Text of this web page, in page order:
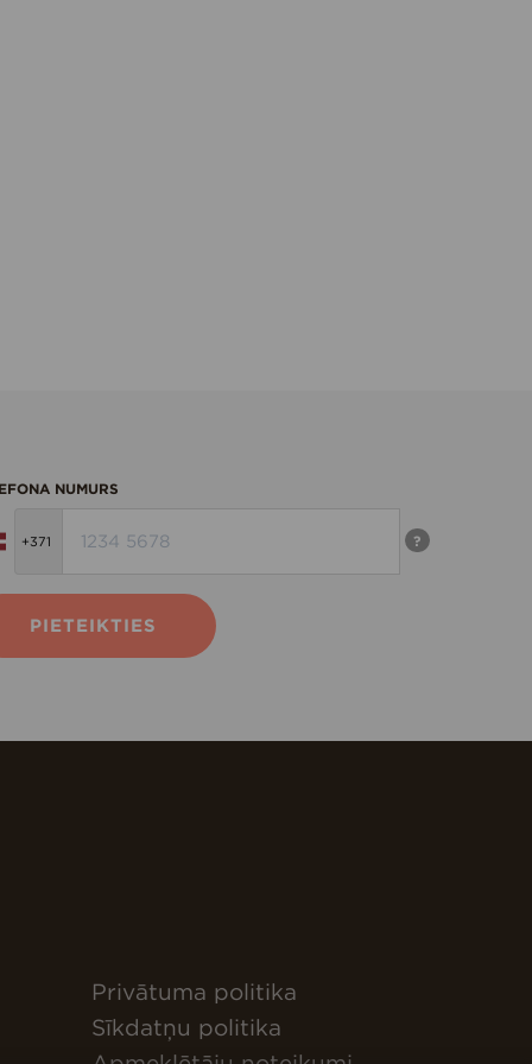
NUMURS
?
PIETEIKTIES
Privātuma politika
Sīkdatņu politika